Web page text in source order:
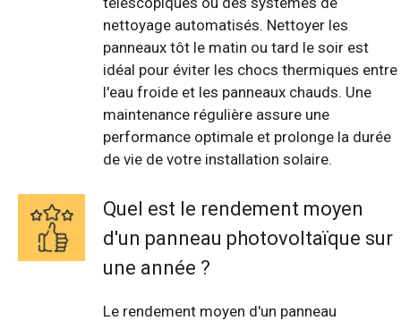
nettoyage automatisés. Nettoyer les
panneaux tôt le matin ou tard le soir est
idéal pour éviter les chocs thermiques entre
l'eau froide et les panneaux chauds. Une
maintenance régulière assure une
performance optimale et prolonge la durée
de vie de votre installation solaire.
Quel est le rendement moyen
d'un panneau photovoltaïque sur
une année ?
Le rendement moyen d'un panneau